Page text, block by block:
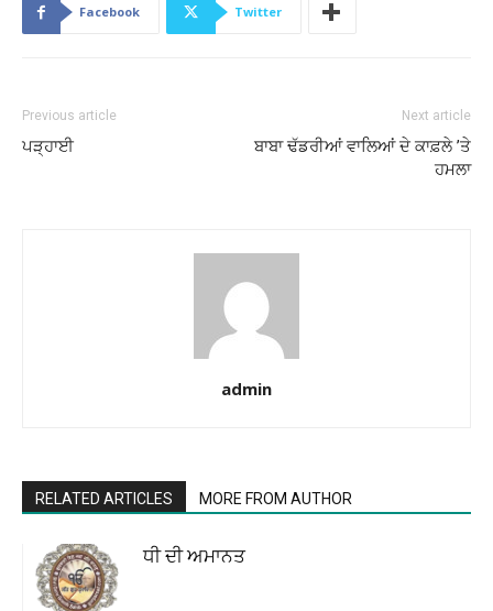
Facebook Twitter
Previous article
ਪੜ੍ਹਾਈ
Next article
ਬਾਬਾ ਢੱਡਰੀਆਂ ਵਾਲਿਆਂ ਦੇ ਕਾਫ਼ਲੇ ’ਤੇ
ਹਮਲਾ
admin
RELATED ARTICLES MORE FROM AUTHOR
ਧੀ ਦੀ ਅਮਾਨਤ